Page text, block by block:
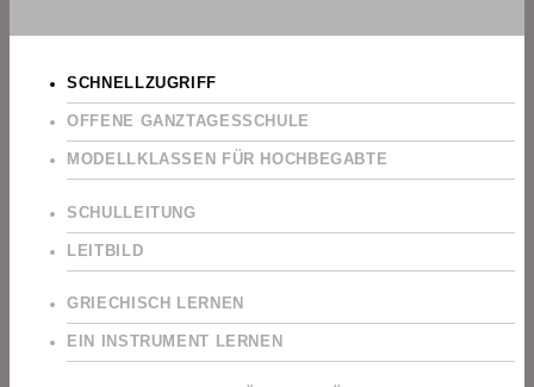
SCHNELLZUGRIFF
OFFENE GANZTAGESSCHULE
MODELLKLASSEN FÜR HOCHBEGABTE
SCHULLEITUNG
LEITBILD
GRIECHISCH LERNEN
EIN INSTRUMENT LERNEN